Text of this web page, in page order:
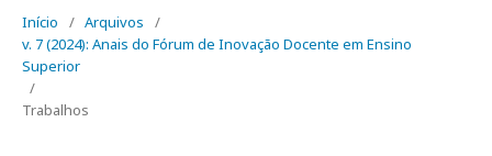
Início / Arquivos
/
v. 7 (2024): Anais do Fórum de Inovação Docente em Ensino
Superior
/
Trabalhos